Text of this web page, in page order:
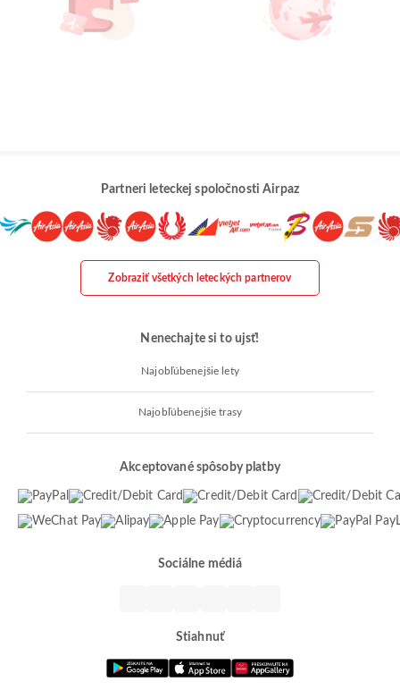
Partneri leteckej spoločnosti Airpaz
Zobraziť všetkých leteckých partnerov
Nenechajte si to ujsť!
Najobľúbenejšie lety
Najobľúbenejšie trasy
Akceptované spôsoby platby
Sociálne médiá
Stiahnuť